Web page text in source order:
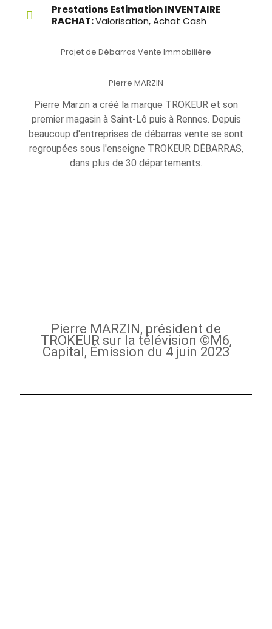
Prestations Estimation INVENTAIRE
RACHAT:Valorisation, Achat Cash
Projet de Débarras Vente Immobilière
Pierre MARZIN
Pierre Marzin a créé la marque TROKEUR et son
premier magasin à Saint-Lô puis à Rennes. Depuis
beaucoup d'entreprises de débarras vente se sont
regroupées sous l'enseigne TROKEUR DÉBARRAS,
dans plus de 30 départements.
Pierre MARZIN, président de
TROKEUR sur la télévision ©M6,
Capital, Émission du 4 juin 2023